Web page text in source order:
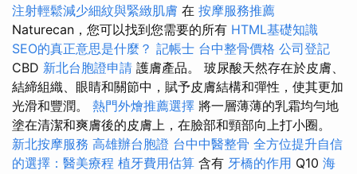
注射輕鬆減少細紋與緊緻肌膚 在 按摩服務推薦
Naturecan，您可以找到您需要的所有 HTML基礎知識
SEO的真正意思是什麼？ 記帳士 台中整骨價格 公司登記
CBD 新北台胞證申請 護膚產品。 玻尿酸天然存在於皮膚、
結締組織、眼睛和關節中，賦予皮膚結構和彈性，使其更加
光滑和豐潤。 熱門外燴推薦選擇 將一層薄薄的乳霜均勻地
塗在清潔和爽膚後的皮膚上，在臉部和頸部向上打小圈。
新北按摩服務 高雄辦台胞證 台中中醫整骨 全方位提升自信
的選擇：醫美療程 植牙費用估算 含有 牙橋的作用 Q10 海